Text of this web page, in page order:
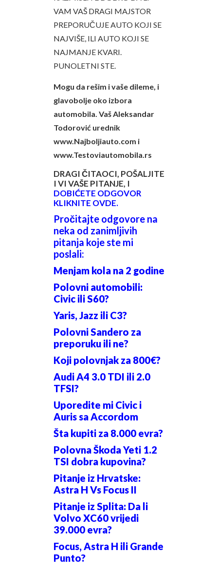
VAM VAŠ DRAGI MAJSTOR
PREPORUČUJE AUTO KOJI SE
NAJVIŠE, ILI AUTO KOJI SE
NAJMANJE KVARI.
PUNOLETNI STE.
Mogu da rešim i vaše dileme, i
glavobolje oko izbora
automobila. Vaš Aleksandar
Todorović urednik
www.Najboljiauto.com i
www.Testoviautomobila.rs
DRAGI ČITAOCI, POŠALJITE
I VI VAŠE PITANJE, I
DOBIĆETE ODGOVOR
KLIKNITE OVDE.
Pročitajte odgovore na
neka od zanimljivih
pitanja koje ste mi
poslali:
Menjam kola na 2 godine
Polovni automobili:
Civic ili S60?
Yaris, Jazz ili C3?
Polovni Sandero za
preporuku ili ne?
Koji polovnjak za 800€?
Audi A4 3.0 TDI ili 2.0
TFSI?
Uporedite mi Civic i
Auris sa Accordom
Šta kupiti za 8.000 evra?
Polovna Škoda Yeti 1.2
TSI dobra kupovina?
Pitanje iz Hrvatske:
Astra H Vs Focus II
Pitanje iz Splita: Da li
Volvo XC60 vrijedi
39.000 evra?
Focus, Astra H ili Grande
Punto?